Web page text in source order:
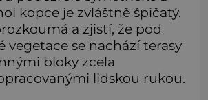
kopce je zvláštně špičatý.
a zjistí, že pod
vegetace se nachází terasy
bloky zcela
lidskou rukou.